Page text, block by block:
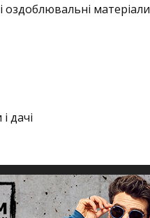
оздоблювальні матеріали
дачі